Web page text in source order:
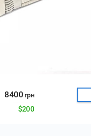
8400 грн
$200